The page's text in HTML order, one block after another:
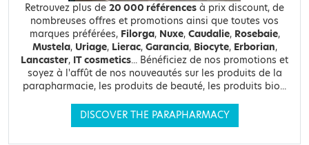
Retrouvez plus de 20 000 références à prix discount, de
nombreuses offres et promotions ainsi que toutes vos
marques préférées, Filorga, Nuxe, Caudalie, Rosebaie,
Mustela, Uriage, Lierac, Garancia, Biocyte, Erborian,
Lancaster, IT cosmetics... Bénéficiez de nos promotions et
soyez à l'affût de nos nouveautés sur les produits de la
parapharmacie, les produits de beauté, les produits bio...
DISCOVER THE PARAPHARMACY